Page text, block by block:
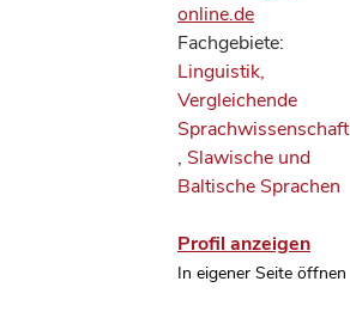
online.de
Fachgebiete:
Linguistik,
Vergleichende
Sprachwissenschaft
, Slawische und
Baltische Sprachen
Profil anzeigen
In eigener Seite öffnen